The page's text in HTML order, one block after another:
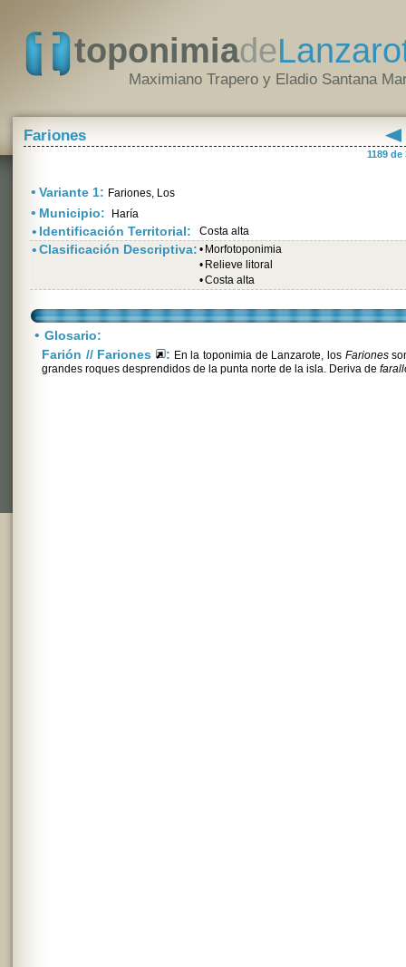
toponimiade
Maximiano Trapero y Eladio Santana
Fariones
1189 de
• Variante 1: Fariones, Los
• Municipio: Haría
• Identificación Territorial: Costa alta
•Clasificación Descriptiva: • Morfotoponimia
• Relieve litoral
•Costa alta
• Glosario:
Farión // Fariones
: En la toponimia de Lanzarote, los Fariones
grandes roques desprendidos de la punta norte de la isla. Deriva de